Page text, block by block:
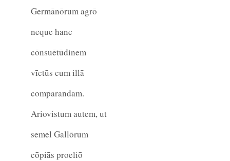
Germānōrum agrō
neque hanc
cōnsuētūdinem
vīctūs cum illā
comparandam.
Ariovistum autem, ut
semel Gallōrum
cōpiās proeliō